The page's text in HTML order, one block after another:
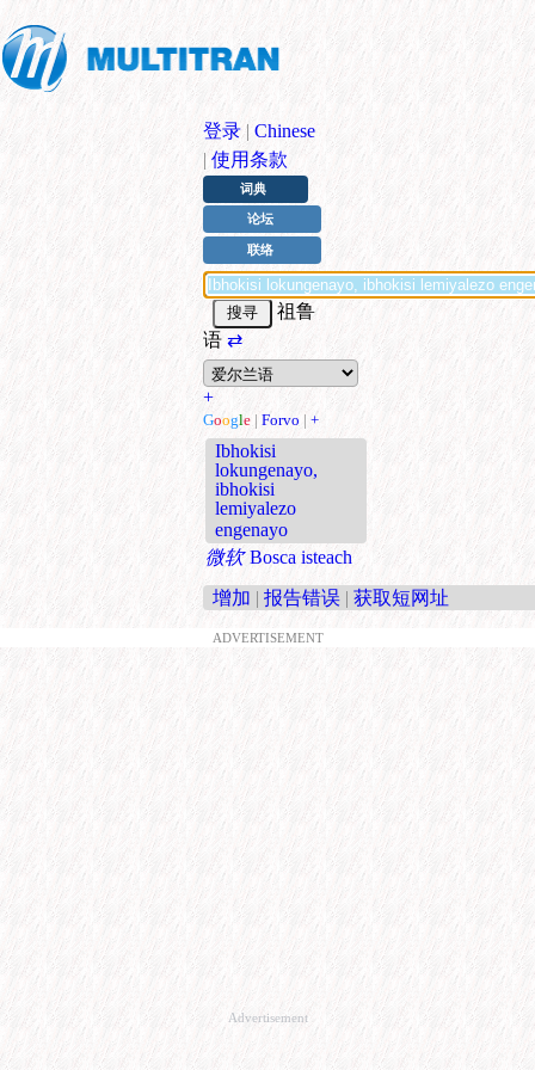
登录 | Chinese
| 使用条款
词典
论坛
联络
祖鲁
语 ⇄
+
Google | Forvo | +
Ibhokisi
lokungenayo,
ibhokisi
lemiyalezo
engenayo
微软 Bosca isteach
增加 | 报告错误 | 获取短网址
ADVERTISEMENT
Advertisement